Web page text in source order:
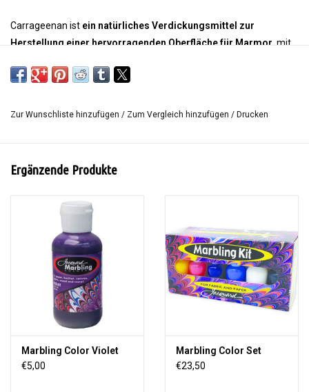
Carrageenan ist ein natürliches Verdickungsmittel zur
Herstellung einer hervorragenden Oberfläche für Marmor, mit
hergestellt werden können. Die Basis für Carrageenan ist Seetang.
bildet sich auf dem "Marmorboden" eine viskose Oberfläche.
Suminagashi oder Ebru
Zur Wunschliste hinzufügen / Zum Vergleich hinzufügen / Drucken
Ergänzende Produkte
Marbling Color Violet
€5,00
Marbling Color Set
€23,50